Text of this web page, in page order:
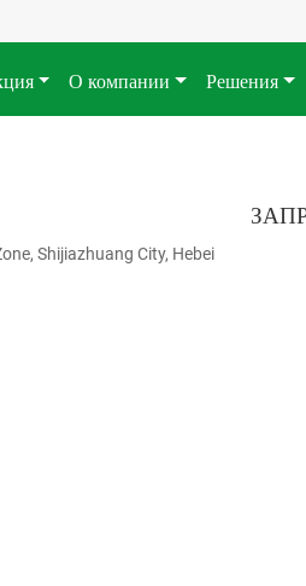
О компании Решения
Shijiazhuang City, Hebei